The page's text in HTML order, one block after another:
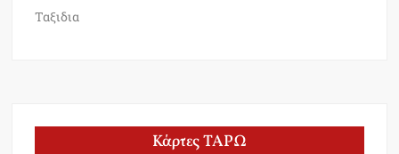
Ταξιδια
Κάρτες ΤΑΡΩ